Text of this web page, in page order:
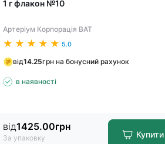
1 г флакон №10
Артеріум Корпорація ВАТ
5.0
від14.25грн на бонусний рахунок
в наявності
від1425.00грн
За упаковку Купити